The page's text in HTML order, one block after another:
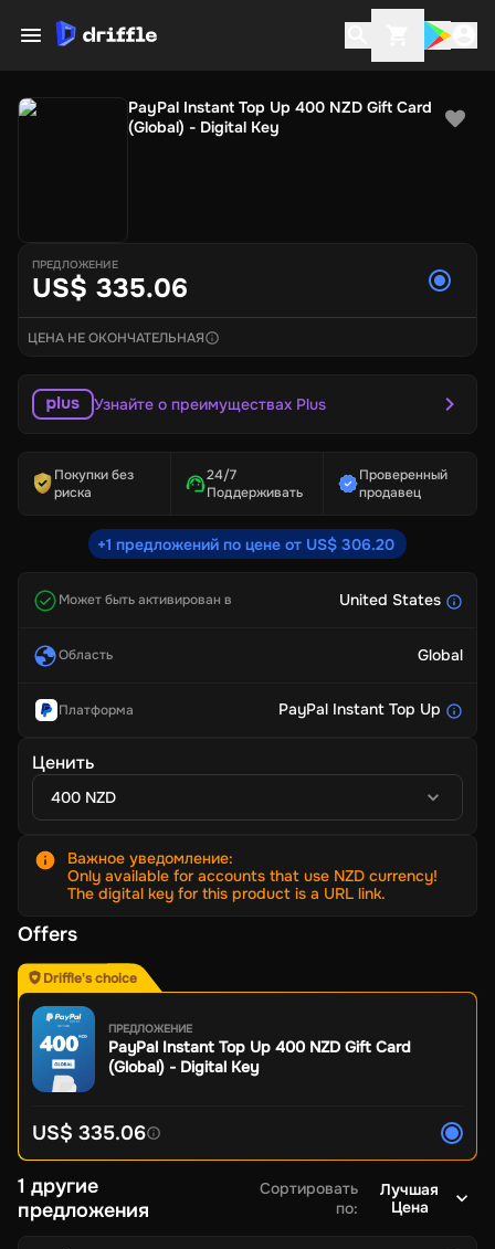
PayPal Instant Top Up 400 NZD Gift Card
(Global) - Digital Key
ПРЕДЛОЖЕНИЕ
US$ 335.06
ЦЕНА НЕ ОКОНЧАТЕЛЬНАЯ
Узнайте о преимуществах Plus
Покупки без
риска
24/7
Поддерживать
Проверенный
продавец
+1 предложений по цене от US$ 306.20
Может быть активирован в United States
Область Global
Платформа PayPal Instant Top Up
Ценить
400 NZD
Важное уведомление:
Only available for accounts that use NZD currency!
The digital key for this product is a URL link.
Offers
Driffle's choice
ПРЕДЛОЖЕНИЕ
PayPal Instant Top Up 400 NZD Gift Card
(Global) - Digital Key
US$ 335.06
1 другие
предложения
Сортировать
по:
Лучшая
Цена